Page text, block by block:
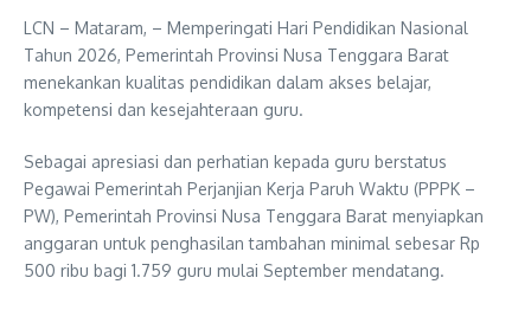
LCN – Mataram, – Memperingati Hari Pendidikan Nasional
Tahun 2026, Pemerintah Provinsi Nusa Tenggara Barat
menekankan kualitas pendidikan dalam akses belajar,
kompetensi dan kesejahteraan guru.
Sebagai apresiasi dan perhatian kepada guru berstatus
Pegawai Pemerintah Perjanjian Kerja Paruh Waktu (PPPK –
PW), Pemerintah Provinsi Nusa Tenggara Barat menyiapkan
anggaran untuk penghasilan tambahan minimal sebesar Rp
500 ribu bagi 1.759 guru mulai September mendatang.